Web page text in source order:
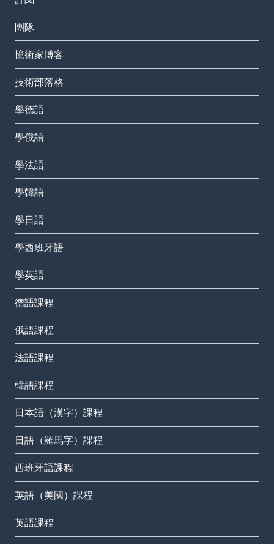
團隊
憶術家博客
技術部落格
學德語
學俄語
學法語
學韓語
學日語
學西班牙語
學英語
德語課程
俄語課程
法語課程
韓語課程
日本語（漢字）課程
日語（羅馬字）課程
西班牙語課程
英語（美國）課程
英語課程